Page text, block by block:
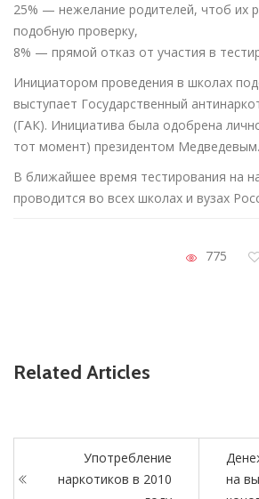
25% — нежелание родителей, чтоб их
подобную проверку,
8% — прямой отказ от участия в
Инициатором проведения в школах
выступает Государственный
(ГАК). Инициатива была одобрена
тот момент) президентом Медведевым.
В ближайшее время тестирования на
проводится во всех школах и вузах
775
Related Articles
Употребление
наркотиков в 2010
на